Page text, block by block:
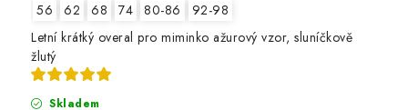
56 62 68 74 80-86
92-98
Letní krátký overal pro miminko ažurový vzor, sluníčkově
žlutý
Skladem